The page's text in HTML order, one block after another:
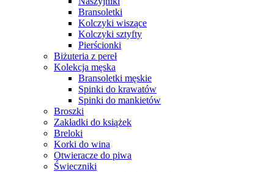
Bransoletki
Kolczyki wiszące
Kolczyki sztyfty
Pierścionki
Biżuteria z pereł
Kolekcja męska
Bransoletki męskie
Spinki do krawatów
Spinki do mankietów
Broszki
Zakładki do książek
Breloki
Korki do wina
Otwieracze do piwa
Świeczniki